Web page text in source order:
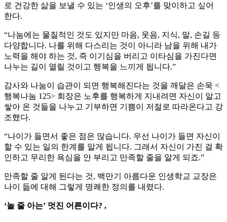
로 건강한 삶을 보낼 수 있는 ‘인생의 오후’를 맞이하고 싶어
한다.
“나눔에는 물질적인 것도 있지만 마음, 웃음, 지식, 말, 손길 등
다양합니다. 나를 위해 다스리는 것이 아니라 남을 위해 내가
노력을 해야 하는 것, 즉 이기심을 버리고 이타심을 가진다면
나누는 길이 열릴 것이고 행복을 느끼게 됩니다.”
감사와 나눔이 습관이 되면 행복해진다는 것을 깨달은 손욱 <
행복나눔 125> 회장은 노후를 행복하게 지내려면 자신이 알고
쌓아 온 것들을 나누고 기부하면 기쁨이 저절로 따라온다고 강
조했다.
“나이가 들면서 좋은 점은 많습니다. 우선 나이가 들면 자신이
할 수 있는 일의 한계를 알게 됩니다. 그래서 자신이 가진 걸 확
인하고 무리한 욕심을 안 부리고 만족할 줄을 알게 되죠.”
만족할 줄 알게 된다는 것, 백만기 아름다운 인생학교 교장은
나이 듦에 대해 그렇게 명쾌한 정의를 내렸다.
‘놀 줄 아는’ 멋진 어른이다? ,